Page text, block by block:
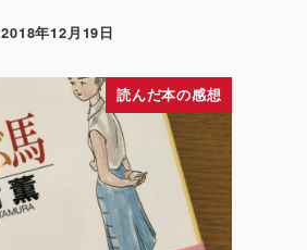
2018年12月19日
読んだ本の感想